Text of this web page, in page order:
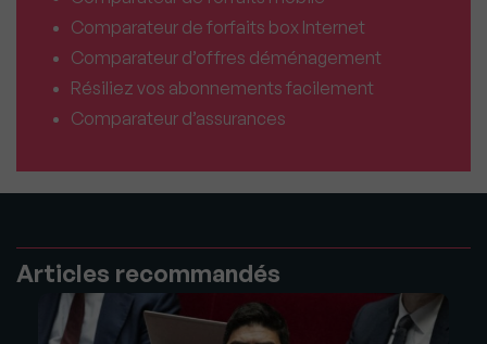
Comparateur de forfaits box Internet
Comparateur d’offres déménagement
Résiliez vos abonnements facilement
Comparateur d’assurances
Articles recommandés